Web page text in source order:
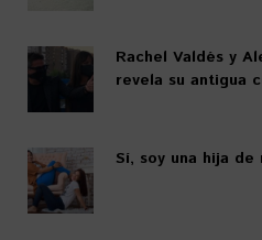
Rachel Valdés y
revela su antigua
Sí, soy una hija de